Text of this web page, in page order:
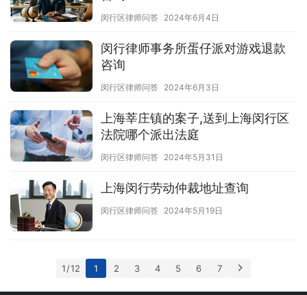
闵行区律师问答 2024年6月4日
闵行律师事务所蛋仔派对游戏退款
咨询
闵行区律师问答 2024年6月3日
上海莘庄镇的案子,送到上海闵行区
法院哪个派出法庭
闵行区律师问答 2024年5月31日
上海闵行劳动仲裁地址查询
闵行区律师问答 2024年5月19日
1 / 12 1 2 3 4 5 6 7